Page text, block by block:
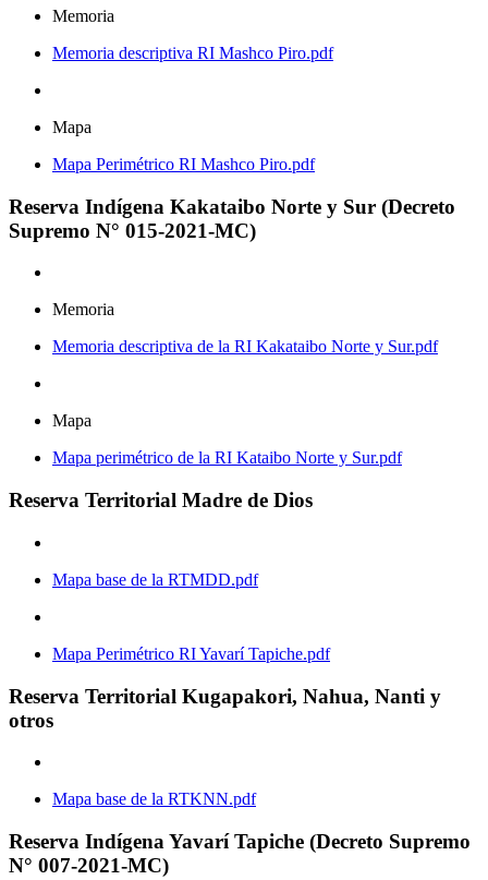
Memoria
Memoria descriptiva RI Mashco Piro.pdf
Mapa
Mapa Perimétrico RI Mashco Piro.pdf
Reserva Indígena Kakataibo Norte y Sur (Decreto
Supremo N° 015-2021-MC)
Memoria
Memoria descriptiva de la RI Kakataibo Norte y Sur.pdf
Mapa
Mapa perimétrico de la RI Kataibo Norte y Sur.pdf
Reserva Territorial Madre de Dios
Mapa base de la RTMDD.pdf
Mapa Perimétrico RI Yavarí Tapiche.pdf
Reserva Territorial Kugapakori, Nahua, Nanti y
otros
Mapa base de la RTKNN.pdf
Reserva Indígena Yavarí Tapiche (Decreto Supremo
N° 007-2021-MC)